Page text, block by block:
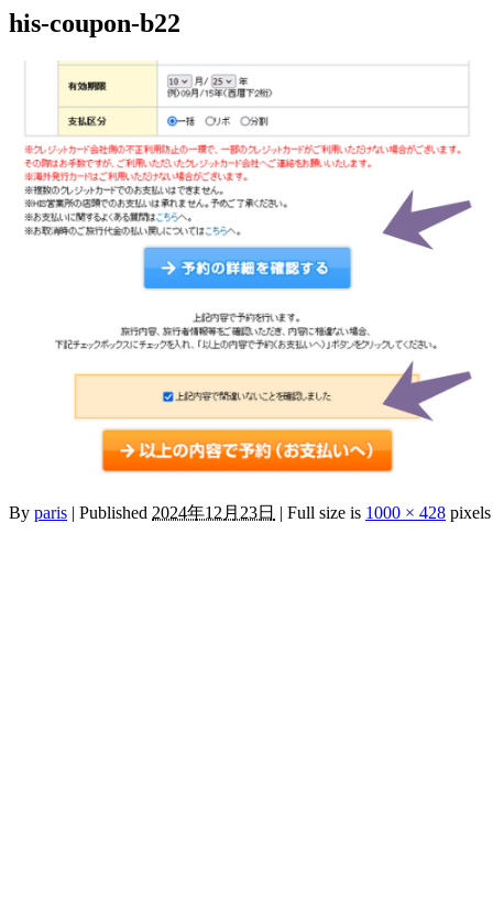
his-coupon-b22
By paris | Published 2024年12月23日 | Full size is 1000 × 428 pixels